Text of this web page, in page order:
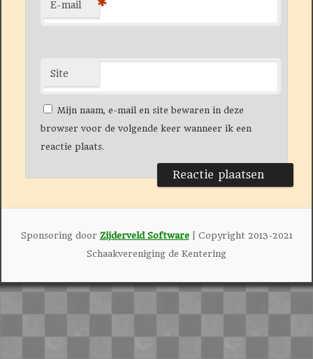
E-mail *
Site
Mijn naam, e-mail en site bewaren in deze
browser voor de volgende keer wanneer ik een
reactie plaats.
Sponsoring door Zijderveld Software| Copyright 2013-2021
Schaakvereniging de Kentering